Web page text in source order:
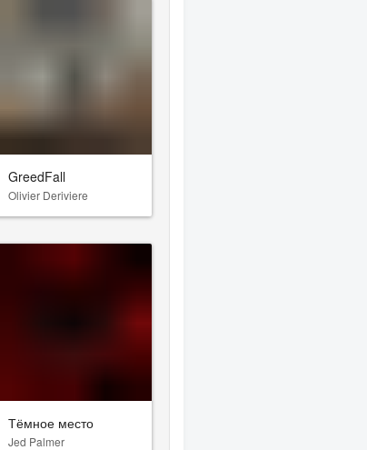
GreedFall
Olivier Deriviere
Тёмное место
Jed Palmer